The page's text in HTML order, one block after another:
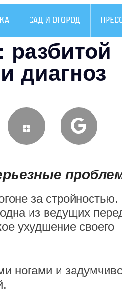
САД И ОГОРОД
диагноз
за
из ведущих
ухудшение своего
ногами и